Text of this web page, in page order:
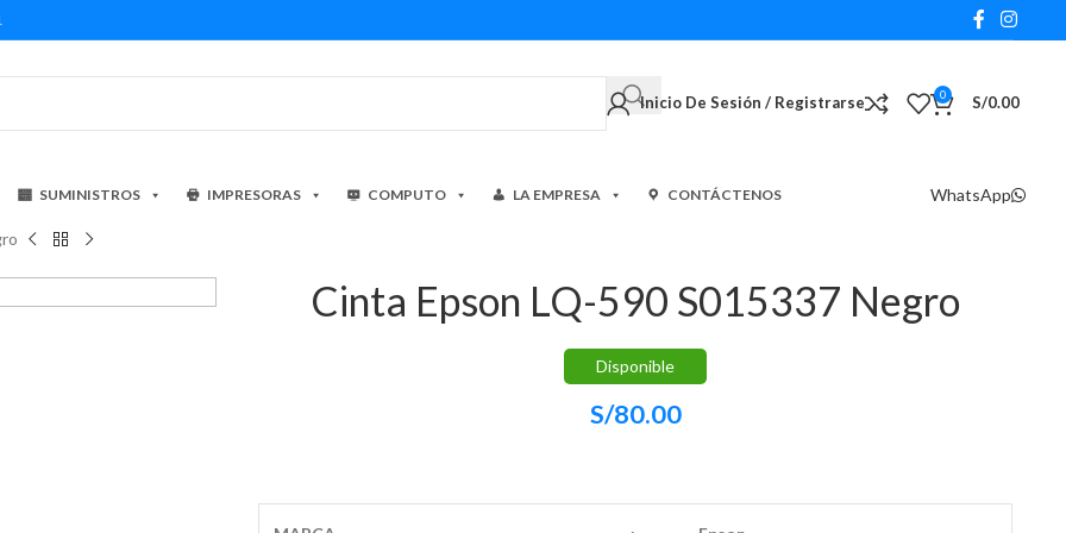
Inicio De Sesión / Registrarse 0 S/0.00
SUMINISTROS IMPRESORAS COMPUTO LA EMPRESA CONTÁCTENOS WhatsApp
Cinta Epson LQ-590 S015337 Negro
Disponible
S/80.00